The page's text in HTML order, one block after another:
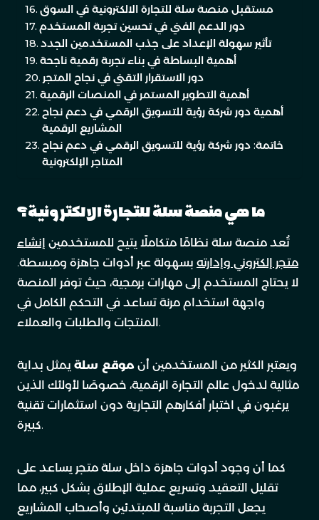
مستقبل منصة سلة للتجارة الالكترونية في السوق
دور الدعم الفني في تحسين تجربة المستخدم
تأثير سهولة الإعداد على جذب المستخدمين الجدد
أهمية البساطة في بناء تجربة رقمية ناجحة
دور الاستقرار التقني في نجاح المتجر
أهمية التطوير المستمر في المنصات الرقمية
أهمية دور شركة رؤية للتسويق الرقمي في دعم نجاح
المشاريع الرقمية
خاتمة: دور شركة رؤية للتسويق الرقمي في دعم نجاح
المتاجر الإلكترونية
ما هي منصة سلة للتجارة الالكترونية؟
تُعد منصة سلة نظامًا متكاملًا يتيح للمستخدمين إنشاء
متجر إلكتروني وإدارته بسهولة عبر أدوات جاهزة ومبسطة.
لا يحتاج المستخدم إلى مهارات برمجية، حيث توفر المنصة
واجهة استخدام مرنة تساعد في التحكم الكامل في
المنتجات والطلبات والعملاء.
ويعتبر الكثير من المستخدمين أن موقع سلة يمثل بداية
مثالية لدخول عالم التجارة الرقمية، خصوصًا لأولئك الذين
يرغبون في اختبار أفكارهم التجارية دون استثمارات تقنية
كبيرة.
كما أن وجود أدوات جاهزة داخل سلة متجر يساعد على
تقليل التعقيد وتسريع عملية الإطلاق بشكل كبير، مما
يجعل التجربة مناسبة للمبتدئين وأصحاب المشاريع